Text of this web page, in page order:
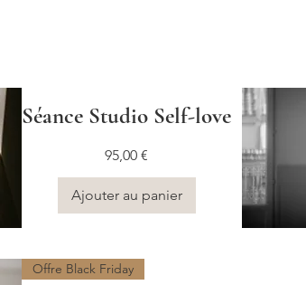
Séance Studio Self-love
Prix
95,00 €
Ajouter au panier
Offre Black Friday